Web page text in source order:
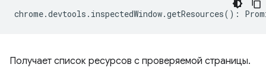
chrome.devtools . inspectedWindow.getResources() :
Получает список ресурсов с проверяемой страницы.